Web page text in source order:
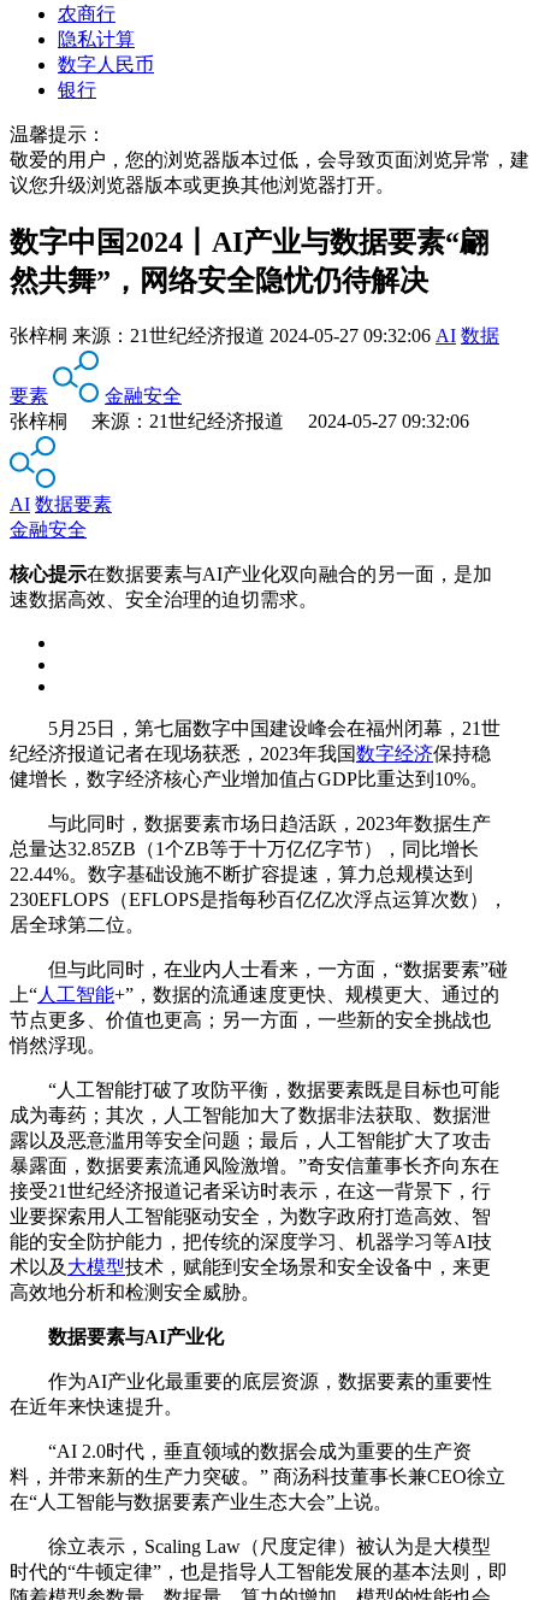
农商行
隐私计算
数字人民币
银行
温馨提示：
敬爱的用户，您的浏览器版本过低，会导致页面浏览异常，建
议您升级浏览器版本或更换其他浏览器打开。
数字中国2024丨AI产业与数据要素“翩
然共舞”，网络安全隐忧仍待解决
张梓桐 来源： 21世纪经济报道 2024-05-27 09:32:06 AI 数据
要素
金融安全
张梓桐 来源：21世纪经济报道 2024-05-27 09:32:06
AI 数据要素
金融安全
核心提示在数据要素与AI产业化双向融合的另一面，是加
速数据高效、安全治理的迫切需求。
5月25日，第七届数字中国建设峰会在福州闭幕，21世
纪经济报道记者在现场获悉，2023年我国数字经济保持稳
健增长，数字经济核心产业增加值占GDP比重达到10%。
与此同时，数据要素市场日趋活跃，2023年数据生产
总量达32.85ZB（1个ZB等于十万亿亿字节），同比增长
22.44%。数字基础设施不断扩容提速，算力总规模达到
230EFLOPS（EFLOPS是指每秒百亿亿次浮点运算次数），
居全球第二位。
但与此同时，在业内人士看来，一方面，“数据要素”碰
上“人工智能+”，数据的流通速度更快、规模更大、通过的
节点更多、价值也更高；另一方面，一些新的安全挑战也
悄然浮现。
“人工智能打破了攻防平衡，数据要素既是目标也可能
成为毒药；其次，人工智能加大了数据非法获取、数据泄
露以及恶意滥用等安全问题；最后，人工智能扩大了攻击
暴露面，数据要素流通风险激增。”奇安信董事长齐向东在
接受21世纪经济报道记者采访时表示，在这一背景下，行
业要探索用人工智能驱动安全，为数字政府打造高效、智
能的安全防护能力，把传统的深度学习、机器学习等AI技
术以及 大模型技术，赋能到安全场景和安全设备中，来更
高效地分析和检测安全威胁。
数据要素与AI产业化
作为AI产业化最重要的底层资源，数据要素的重要性
在近年来快速提升。
“AI 2.0时代，垂直领域的数据会成为重要的生产资
料，并带来新的生产力突破。” 商汤科技董事长兼CEO徐立
在“人工智能与数据要素产业生态大会”上说。
徐立表示，Scaling Law（尺度定律）被认为是大模型
时代的“牛顿定律”，也是指导人工智能发展的基本法则，即